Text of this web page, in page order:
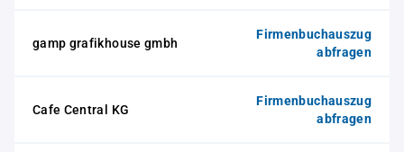
gamp grafikhouse gmbh
Firmenbuchauszug
abfragen
Cafe Central KG
Firmenbuchauszug
abfragen